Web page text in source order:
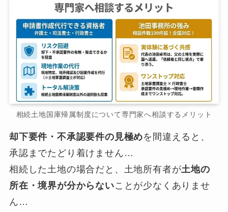
相続土地国庫帰属制度について専門家へ相談するメリット
却下要件・不承認要件の見極めを間違えると、
承認までたどり着けません…
相続した土地の場合だと、土地所有者が土地の
所在・境界が分からないことが少なくありませ
ん…